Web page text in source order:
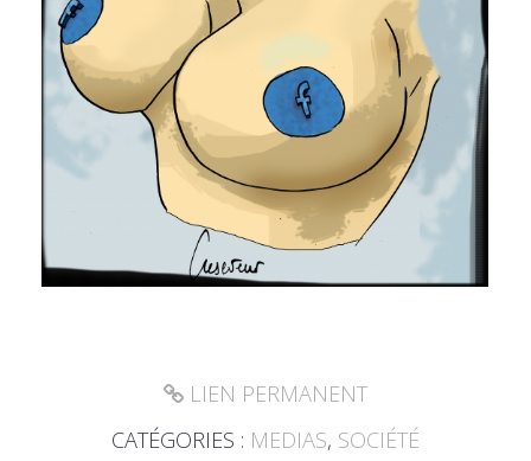
LIEN PERMANENT
CATÉGORIES : MEDIAS, SOCIÉTÉ